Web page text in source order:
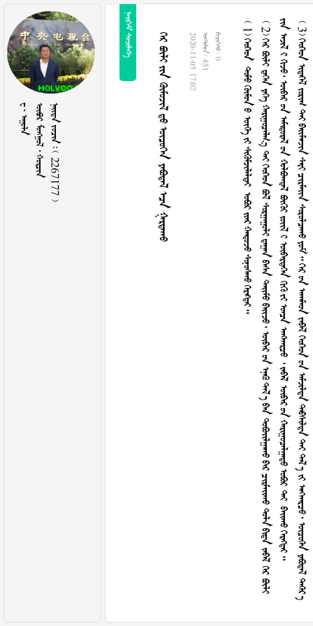
         2267177 
           2020-11-05 17:02  451  0  1             
2
























































































































































































































































3












































































































































































































































